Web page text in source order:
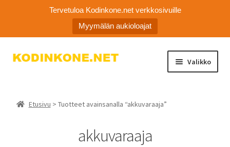
Tervetuloa Kodinkone.net verkkosivuille
Myymälän aukioloajat
Siirry
Siirry
Valikko
Etusivu > Tuotteet avainsanalla “akkuvaraaja”
akkuvaraaja